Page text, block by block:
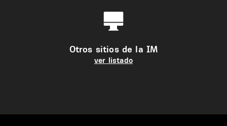
Otros sitios de la IM
ver listado